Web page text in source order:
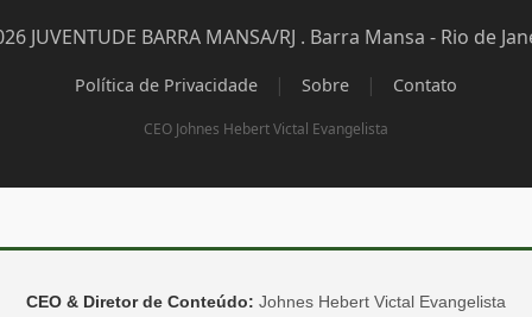
JUVENTUDE BARRA MANSA/RJ . Barra Mansa - Rio de
Política de Privacidade | Sobre | Contato
CEO Johnes Hebert Victal Evangelista
CEO & Diretor de Conteúdo: Johnes Hebert Victal Evangelista